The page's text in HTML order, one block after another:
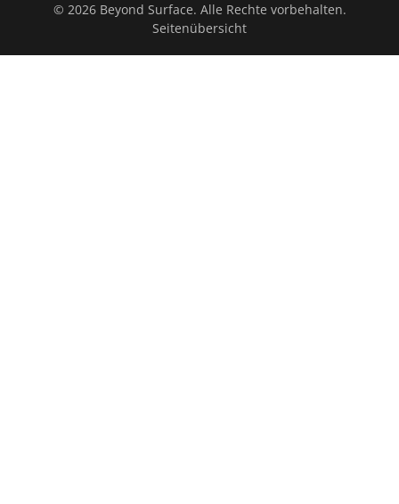
© 2026 Beyond Surface. Alle Rechte vorbehalten.
Seitenübersicht